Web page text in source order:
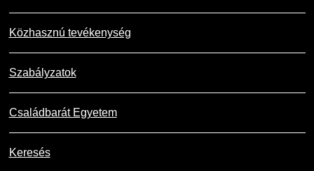
Közhasznú tevékenység
Szabályzatok
Családbarát Egyetem
Keresés